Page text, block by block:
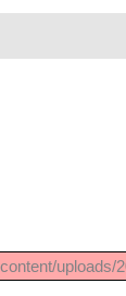
uploads/